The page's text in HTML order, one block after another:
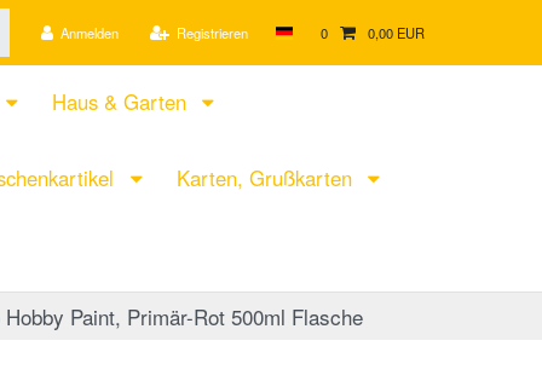
Anmelden Registrieren 0 0,00 EUR
Haus & Garten
Karten, Grußkarten
Paint, Primär-Rot 500ml Flasche